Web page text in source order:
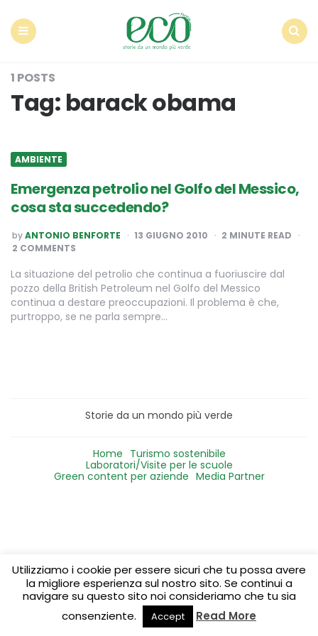
1 POSTS
Tag: barack obama
AMBIENTE
Emergenza petrolio nel Golfo del Messico,
cosa sta succedendo?
POSTED
BY
byANTONIO BENFORTE 13 GIUGNO 2010 2 MINUTE READ
2 COMMENTS
La situazione del petrolio che continua a fuoriuscire dal
pozzo della British Petroleum nel Golfo del Messico
continua a destare preoccupazioni. Il problema è che,
purtroppo, se ne parla sempre…
Storie da un mondo più verde
Home Turismo sostenibile
Laboratori/Visite per le scuole
Green content per aziende Media Partner
Utilizziamo i cookie per essere sicuri che tu possa avere
la migliore esperienza sul nostro sito. Se continui a
navigare su questo sito noi consideriamo che tu sia
consenziente.
Accept Read More